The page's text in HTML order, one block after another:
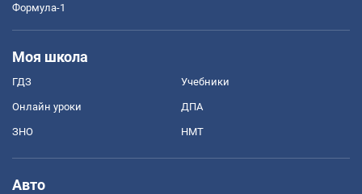
Формула-1
Моя школа
ГДЗ Учебники
Онлайн уроки ДПА
ЗНО НМТ
Авто